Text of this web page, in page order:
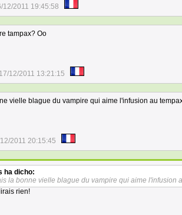
12/2011 19:45:58
tampax? Oo
17/12/2011 13:21:15
vielle blague du vampire qui aime l'infusion au
2011 20:15:45
ha dicho:
la bonne vielle blague du vampire qui aime l'infusion
rien!